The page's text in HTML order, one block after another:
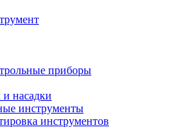
приборы
насадки
инструменты
инструментов